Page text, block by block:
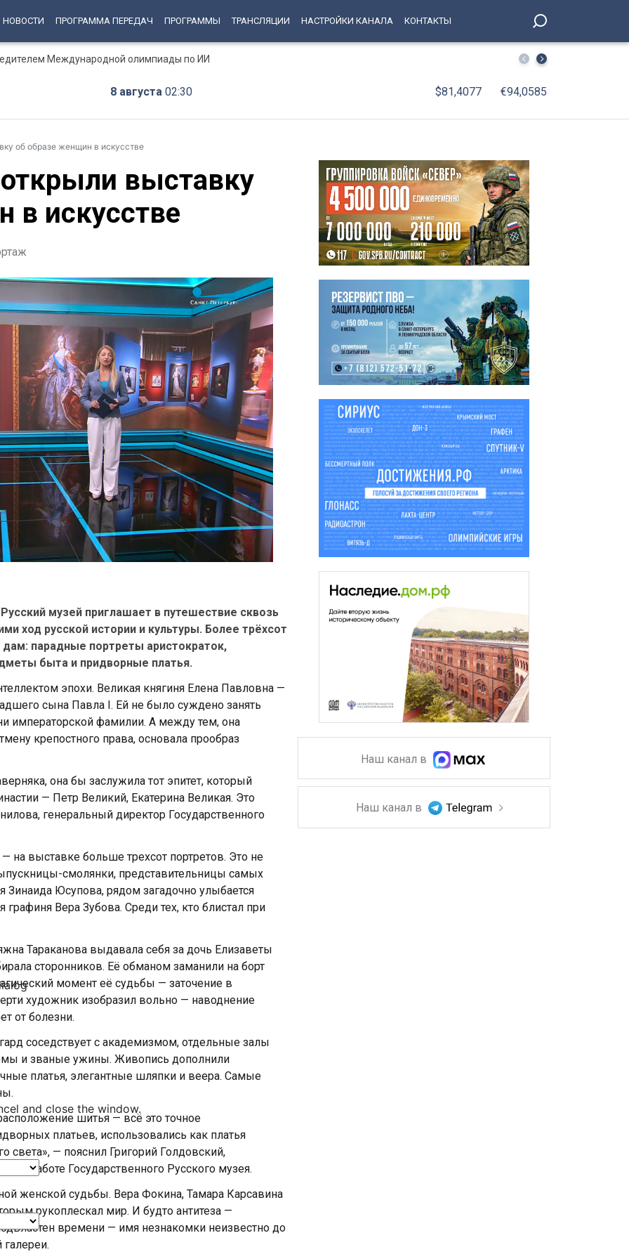
НОВОСТИ ПРОГРАММА ПЕРЕДАЧ ПРОГРАММЫ ТРАНСЛЯЦИИ НАСТРОЙКИ КАНАЛА КОНТАКТЫ
Международной олимпиады по ИИ С января по июнь 2026 года оборот организаций
8 августа 02:30 $81,4077 €94,0585
об образе женщин в искусстве
выставку
в искусстве
and close the window.
музей приглашает в путешествие сквозь
ход русской истории и культуры. Более трёхсот
парадные портреты аристократок,
быта и придворные платья.
эпохи. Великая княгиня Елена Павловна —
сына Павла I. Ей не было суждено занять
императорской фамилии. А между тем, она
крепостного права, основала прообраз
она бы заслужила тот эпитет, который
— Петр Великий, Екатерина Великая. Это
генеральный директор Государственного
на выставке больше трехсот портретов. Это не
смолянки, представительницы самых
Зинаида Юсупова, рядом загадочно улыбается
Вера Зубова. Среди тех, кто блистал при
Тараканова выдавала себя за дочь Елизаветы
сторонников. Её обманом заманили на борт
момент её судьбы — заточение в
художник изобразил вольно — наводнение
от болезни.
соседствует с академизмом, отдельные залы
и званые ужины. Живопись дополнили
платья, элегантные шляпки и веера. Самые
шитья — всё это точное
платьев, использовались как платья
— пояснил Григорий Голдовский,
работе Государственного Русского музея.
женской судьбы. Вера Фокина, Тамара Карсавина
рукоплескал мир. И будто антитеза —
времени — имя незнакомки неизвестно до
галереи.
Наш канал в
Наш канал в